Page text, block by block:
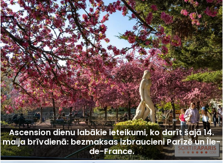
Ascension dienu labākie ieteikumi, ko darīt šajā 14.
maija brīvdienā: bezmaksas izbraucieni Parīzē un Île-
de-France.